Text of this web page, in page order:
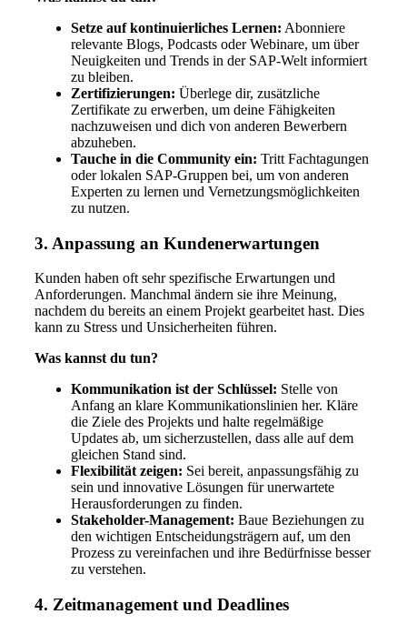
Setze auf kontinuierliches Lernen: Abonniere
relevante Blogs, Podcasts oder Webinare, um über
Neuigkeiten und Trends in der SAP-Welt informiert
zu bleiben.
Zertifizierungen: Überlege dir, zusätzliche
Zertifikate zu erwerben, um deine Fähigkeiten
nachzuweisen und dich von anderen Bewerbern
abzuheben.
Tauche in die Community ein: Tritt Fachtagungen
oder lokalen SAP-Gruppen bei, um von anderen
Experten zu lernen und Vernetzungsmöglichkeiten
zu nutzen.
3. Anpassung an Kundenerwartungen
Kunden haben oft sehr spezifische Erwartungen und
Anforderungen. Manchmal ändern sie ihre Meinung,
nachdem du bereits an einem Projekt gearbeitet hast. Dies
kann zu Stress und Unsicherheiten führen.
Was kannst du tun?
Kommunikation ist der Schlüssel: Stelle von
Anfang an klare Kommunikationslinien her. Kläre
die Ziele des Projekts und halte regelmäßige
Updates ab, um sicherzustellen, dass alle auf dem
gleichen Stand sind.
Flexibilität zeigen: Sei bereit, anpassungsfähig zu
sein und innovative Lösungen für unerwartete
Herausforderungen zu finden.
Stakeholder-Management: Baue Beziehungen zu
den wichtigen Entscheidungsträgern auf, um den
Prozess zu vereinfachen und ihre Bedürfnisse besser
zu verstehen.
4. Zeitmanagement und Deadlines